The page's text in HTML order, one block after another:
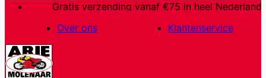
inhoud
Gratis verzending vanaf €75 in heel Nederland
Over ons
Klantenservice